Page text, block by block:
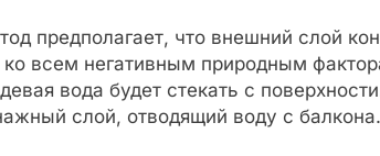
предполагает, что внешний слой
всем негативным природным
вода будет стекать с
слой, отводящий воду с балкона.